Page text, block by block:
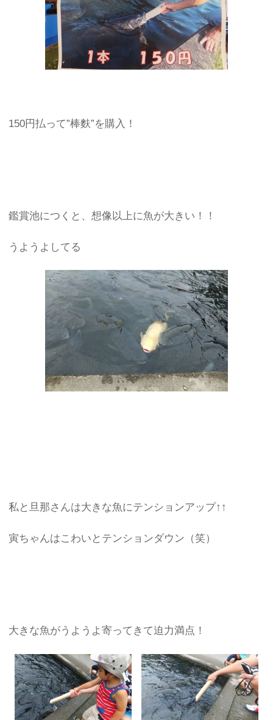
150円払って”棒麩”を購入！
鑑賞池につくと、想像以上に魚が大きい！！
うようよしてる
私と旦那さんは大きな魚にテンションアップ↑↑
寅ちゃんはこわいとテンションダウン（笑）
大きな魚がうようよ寄ってきて迫力満点！